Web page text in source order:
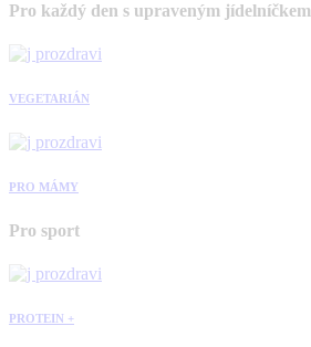
Pro každý den s upraveným jídelníčkem
VEGETARIÁN
PRO MÁMY
Pro sport
PROTEIN +